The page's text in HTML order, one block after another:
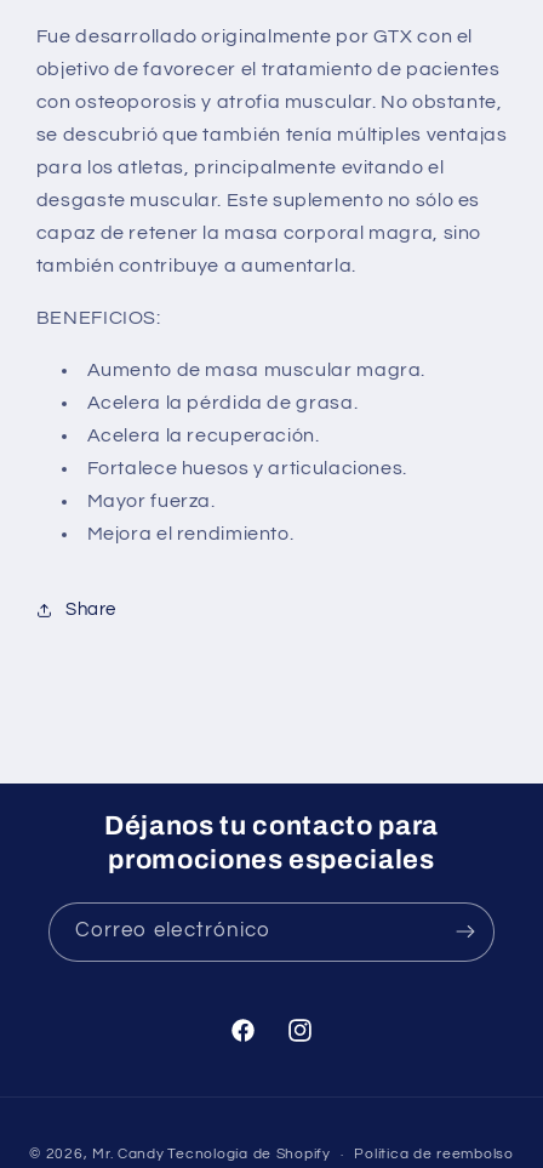
Fue desarrollado originalmente por GTX con el
objetivo de favorecer el tratamiento de pacientes
con osteoporosis y atrofia muscular. No obstante,
se descubrió que también tenía múltiples ventajas
para los atletas, principalmente evitando el
desgaste muscular. Este suplemento no sólo es
capaz de retener la masa corporal magra, sino
también contribuye a aumentarla.
BENEFICIOS:
Aumento de masa muscular magra.
Acelera la pérdida de grasa.
Acelera la recuperación.
Fortalece huesos y articulaciones.
Mayor fuerza.
Mejora el rendimiento.
Share
Déjanos tu contacto para
promociones especiales
Correo electrónico
FacebookInstagram
de
© 2026, Mr. Candy Tecnología de Shopify Política de reembolso